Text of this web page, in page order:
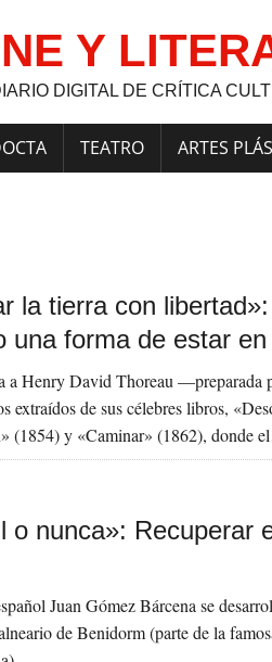
Y
DIGITAL DE CRÍTICA
TEATRO ARTES
la tierra con
una forma de estar
a Henry David Thoreau
extraídos de sus célebres libros,
(1854) y «Caminar» (1862), donde
o nunca»: Recuperar
Juan Gómez Bárcena se
de Benidorm (parte de la